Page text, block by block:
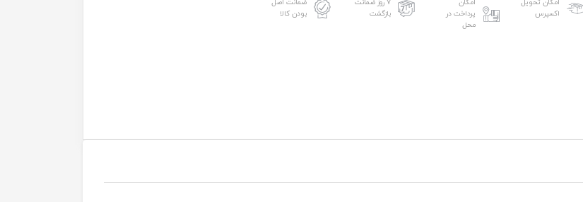
امکان تحویل
اکسپرس
امکان
پرداخت در
محل
۷ روز ضمانت
بازگشت
ضمانت اصل
بودن کالا